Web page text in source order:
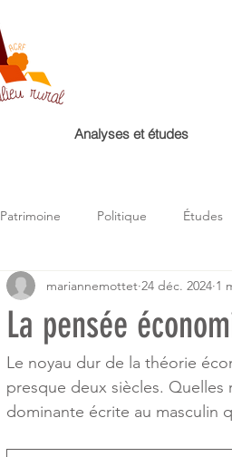
Analyses et études
Patrimoine Politique Études
Droits des femmes Histoire
La pensée
mariannemottet 24 déc. 2024 1
Le noyau dur de la théorie
presque deux siècles.
dominante écrite au masculin